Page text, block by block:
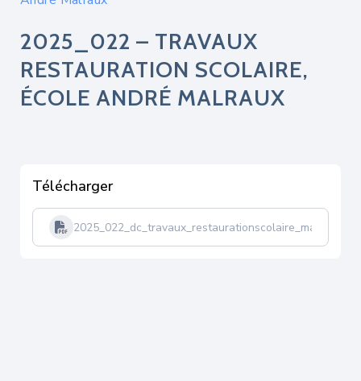
2025_022 – TRAVAUX
RESTAURATION SCOLAIRE,
ÉCOLE ANDRÉ MALRAUX
Télécharger
2025_022_dc_travaux_restaurationscolaire_malraux-